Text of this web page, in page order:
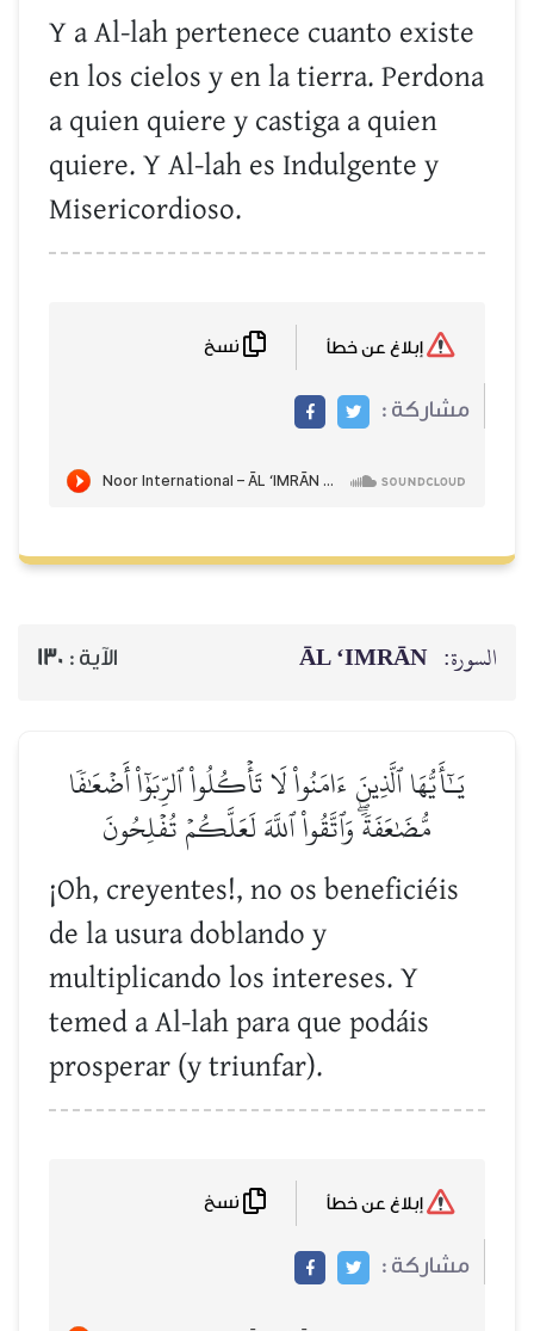
Y a Al-lah pertenece cuanto existe
en los cielos y en la tierra. Perdona
a quien quiere y castiga a quien
quiere. Y Al-lah es Indulgente y
Misericordioso.
مشاركة :
السورة: ĀL ‘IMRĀN الآية : 130
يَـٰٓأَيُّهَا ٱلَّذِينَ ءَامَنُواْ لَا تَأۡكُلُواْ ٱلرِّبَوٰٓاْ أَضۡعَٰفٗا
مُّضَٰعَفَةٗۖ وَٱتَّقُواْ ٱللَّهَ لَعَلَّكُمۡ تُفۡلِحُونَ
¡Oh, creyentes!, no os beneficiéis
de la usura doblando y
multiplicando los intereses. Y
temed a Al-lah para que podáis
prosperar (y triunfar).
مشاركة :